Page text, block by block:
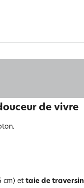
de vivre
cm) et taie de traversin